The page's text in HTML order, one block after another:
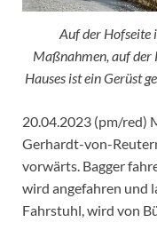
Auf der Hofseite
Maßnahmen, auf der
Hauses ist ein Gerüst
20.04.2023 (pm/red)
Gerhardt-von-
vorwärts. Bagger
wird angefahren und
Fahrstuhl, wird von